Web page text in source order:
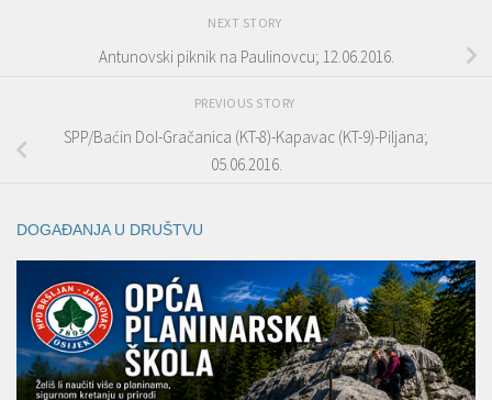
NEXT STORY
Antunovski piknik na Paulinovcu; 12.06.2016.
PREVIOUS STORY
SPP/Baćin Dol-Gračanica (KT-8)-Kapavac (KT-9)-Piljana;
05.06.2016.
DOGAĐANJA U DRUŠTVU